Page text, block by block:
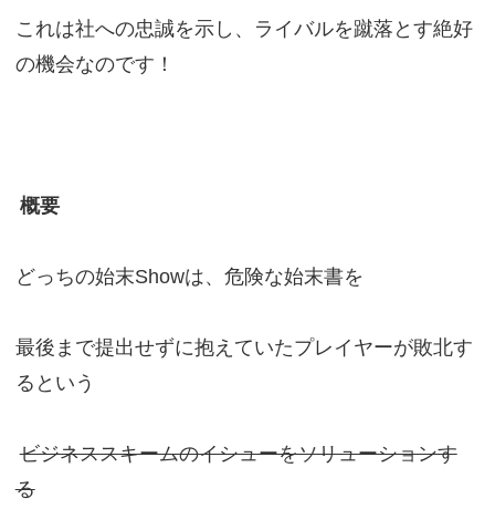
これは社への忠誠を示し、ライバルを蹴落とす絶好
の機会なのです！
概要
どっちの始末Showは、危険な始末書を
最後まで提出せずに抱えていたプレイヤーが敗北す
るという
ビジネススキームのイシューをソリューションす
る